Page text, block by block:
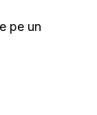
pe un